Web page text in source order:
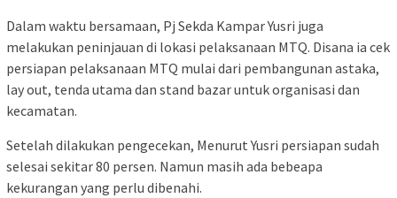
Dalam waktu bersamaan, Pj Sekda Kampar Yusri juga
melakukan peninjauan di lokasi pelaksanaan MTQ. Disana ia cek
persiapan pelaksanaan MTQ mulai dari pembangunan astaka,
lay out, tenda utama dan stand bazar untuk organisasi dan
kecamatan.
Setelah dilakukan pengecekan, Menurut Yusri persiapan sudah
selesai sekitar 80 persen. Namun masih ada bebeapa
kekurangan yang perlu dibenahi.